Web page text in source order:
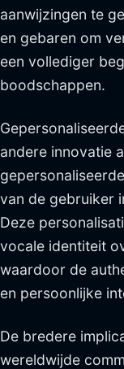
aanwijzingen te
en gebaren om
een vollediger
boodschappen.
andere innovatie
van de gebruiker
Deze
vocale identiteit
waardoor de
en persoonlijke
De bredere
wereldwijde